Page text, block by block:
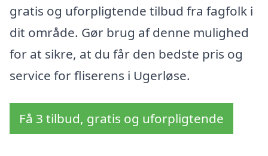
gratis og uforpligtende tilbud fra fagfolk i
dit område. Gør brug af denne mulighed
for at sikre, at du får den bedste pris og
service for fliserens i Ugerløse.
Få 3 tilbud, gratis og uforpligtende